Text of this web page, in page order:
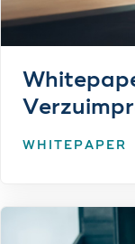
WHITEPAPER